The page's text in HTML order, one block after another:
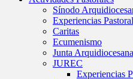
Sínodo
Experiencias
Caritas
Ecumenismo
Junta
JUREC
Experiencias